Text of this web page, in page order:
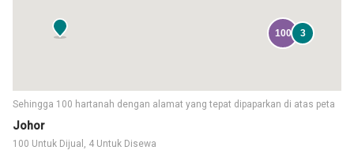
Johor
100 Untuk Dijual, 4 Untuk Disewa
Sehingga 100 hartanah dengan alamat yang tepat dipaparkan di atas peta
100 3